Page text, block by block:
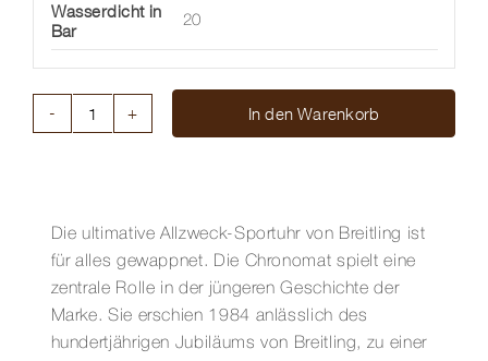
Wasserdicht in
Bar
20
MM
Menge
In den Warenkorb
Die ultimative Allzweck-Sportuhr von Breitling ist
für alles gewappnet. Die Chronomat spielt eine
zentrale Rolle in der jüngeren Geschichte der
Marke. Sie erschien 1984 anlässlich des
hundertjährigen Jubiläums von Breitling, zu einer